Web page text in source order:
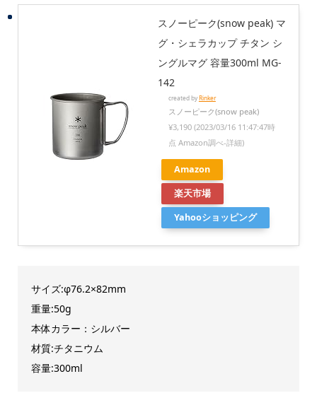
スノーピーク(snow peak) マ
グ・シェラカップ チタン シ
ングルマグ 容量300ml MG-
142
created byRinker
スノーピーク(snow peak)
¥3,190 (2023/03/16 11:47:47時
点 Amazon調べ-詳細)
Amazon
楽天市場
Yahooショッピング
サイズ:φ76.2×82mm
重量:50g
本体カラー：シルバー
材質:チタニウム
容量:300ml